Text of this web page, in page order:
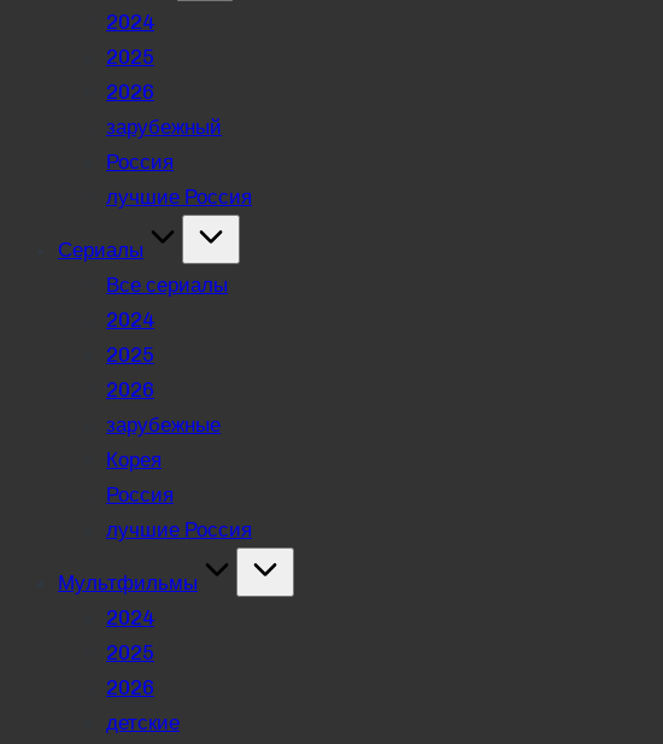
2024
2025
2026
зарубежный
Россия
лучшие Россия
Сериалы
Все сериалы
2024
2025
2026
зарубежные
Корея
Россия
лучшие Россия
Мультфильмы
2024
2025
2026
детские